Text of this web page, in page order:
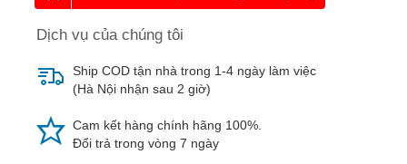
Tim
Gan,
Tiêu
hóa
Dịch vụ của chúng tôi
Ship COD tận nhà trong 1-4 ngày làm việc
(Hà Nội nhận sau 2 giờ)
Cam kết hàng chính hãng 100%.
Đổi trả trong vòng 7 ngày